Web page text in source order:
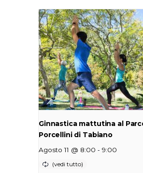
Ginnastica mattutina al
Porcellini di Tabiano
Agosto 11 @ 8:00 - 9:00